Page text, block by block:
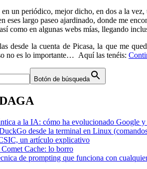
un periódico, mejor dicho, en dos a la
eses largo paseo ajardinado, donde me
como en algunas webs mías, llegando
desde la cuenta de Picasa, la que me
no es lo importante… Aquí las tenéis:
Botón de búsqueda
a la IA: cómo ha evolucionado Google
desde la terminal en Linux
un artículo explicativo
Cache: lo borro
de prompting que funciona con